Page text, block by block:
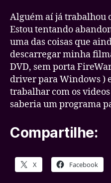
Alguém aí já trabalhou
Estou tentando
uma das coisas que
descarregar minha
DVD, sem porta
driver para Windows )
trabalhar com os
saberia um programa
Compartilhe:
X Facebook